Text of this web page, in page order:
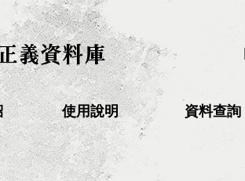
使用說明 資料查詢